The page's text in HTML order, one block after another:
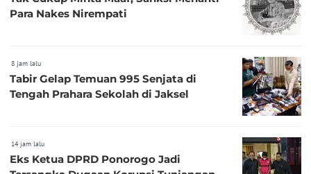
Para Nakes Nirempati
8 jam lalu
Tabir Gelap Temuan 995 Senjata di
Tengah Prahara Sekolah di Jaksel
14 jam lalu
Eks Ketua DPRD Ponorogo Jadi